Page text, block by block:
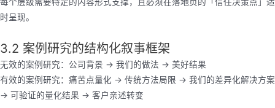
时呈现。
3.2 案例研究的结构化叙事框架
无效的案例研究：公司背景 → 我们的做法 → 美好结果
有效的案例研究：痛苦点量化 → 传统方法局限 → 我们的差异化解决方案
→ 可验证的量化结果 → 客户亲述转变